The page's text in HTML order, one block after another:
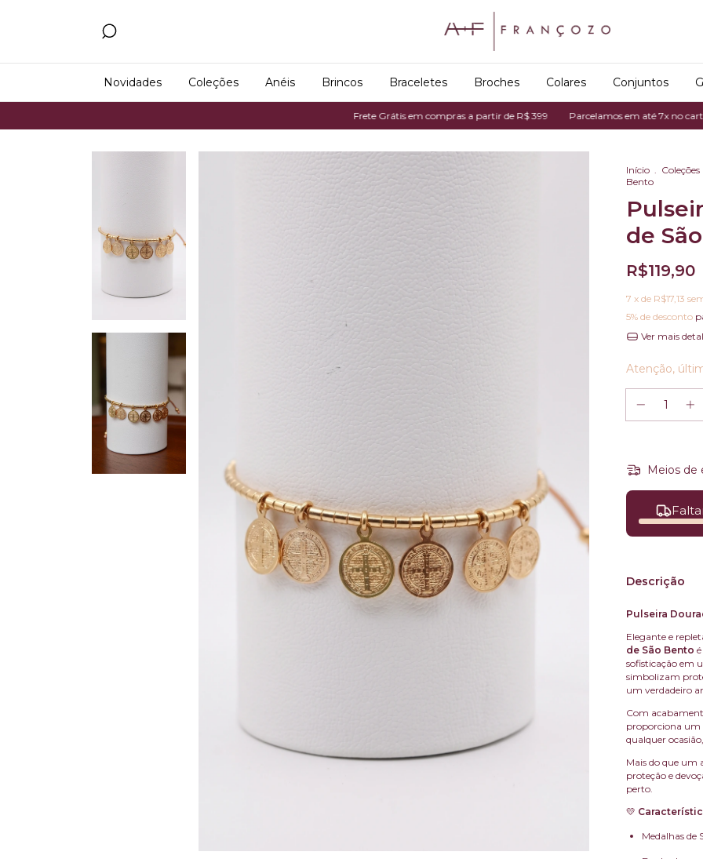
Novidades Coleções Anéis Brincos Braceletes Broches Colares Conjuntos
Frete Grátis em compras a partir de R$ 399 Parcelamos em até 7x no cartão de
Início . Coleções
Bento
de
R$119,90
7 x de R$17,13
5% de desconto
Ver mais
Atenção,
Meios de
Descrição
Pulseira
Elegante e
de São Bento
sofisticação em
simbolizam
um verdadeiro
Com
proporciona um
qualquer
Mais do que um
proteção e
perto.
💛
Medalhas de